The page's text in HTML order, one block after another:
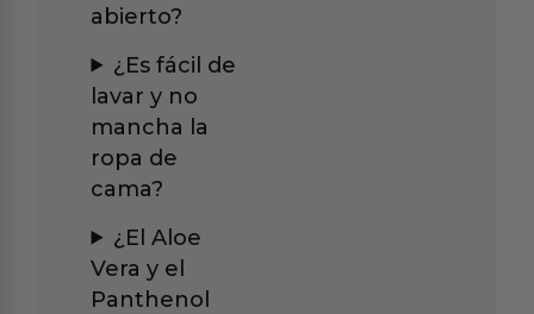
abierto?
¿Es fácil de
lavar y no
mancha la
ropa de
cama?
¿El Aloe
Vera y el
Panthenol